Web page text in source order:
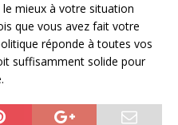
mieux à votre situation
que vous avez fait votre
réponde à toutes vos
suffisamment solide pour